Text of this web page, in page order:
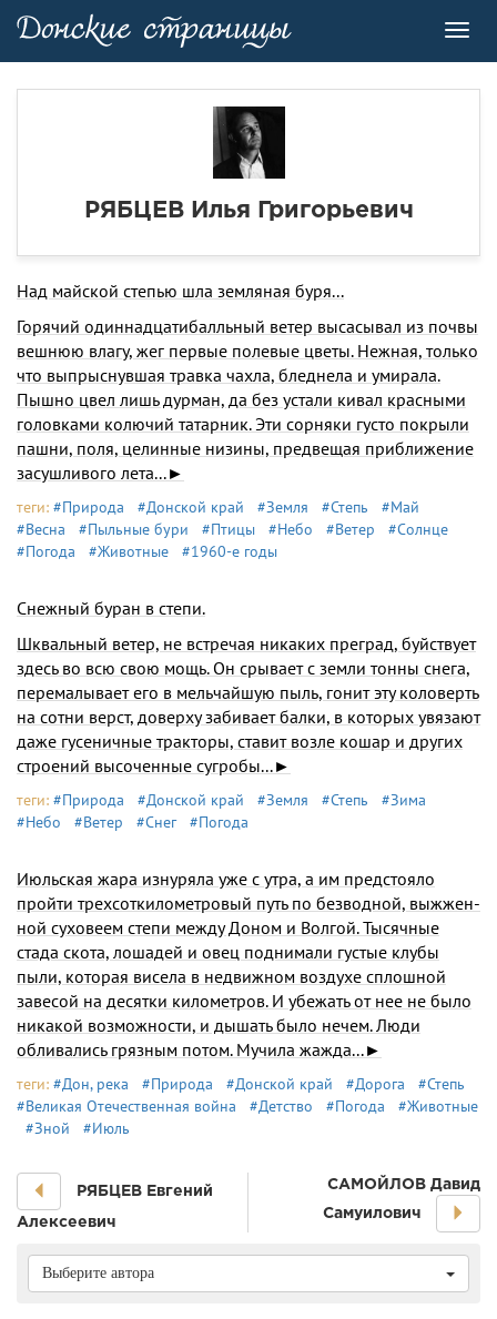
РЯБЦЕВ Илья Григорьевич
Над майской степью шла земляная буря...
Горячий одиннадцатибалльный ветер высасы­вал из почвы
вешнюю влагу, жег первые поле­вые цветы. Нежная, только
что выпрыснувшая травка чахла, бледнела и умирала.
Пышно цвел лишь дурман, да без устали кивал красными
го­ловками колючий татарник. Эти сорняки густо покрыли
пашни, поля, целинные низины, пред­вещая приближение
засушливого лета...►
теги: #Природа #Донской край #Земля #Степь
#Май
#Весна
#Пыльные бури #Птицы #Небо #Ветер
#Солнце
#Погода
#Животные #1960-е годы
Снежный буран в степи.
Шквальный ветер, не встречая никаких пре­град, буйствует
здесь во всю свою мощь. Он сры­вает с земли тонны снега,
перемалывает его в мельчайшую пыль, гонит эту коловерть
на сот­ни верст, доверху забивает балки, в которых увязают
даже гусеничные тракторы, ставит возле кошар и других
строений высоченные су­гробы...►
теги: #Природа #Донской край #Земля #Степь
#Зима
#Небо
#Ветер #Снег #Погода
Июльская жара изнуряла уже с утра, а им предстояло
пройти трехсоткилометровый путь по безводной, выжжен­
ной суховеем степи между Доном и Волгой. Тысячные
стада скота, лошадей и овец поднимали густые клубы
пыли, кото­рая висела в недвижном воздухе сплошной
завесой на десятки километров. И убежать от нее не было
никакой воз­можности, и дышать было нечем. Люди
обливались грязным потом. Мучила жажда...►
теги: #Дон, река #Природа #Донской край #Дорога
#Степь
#Великая Отечественная война
#Детство #Погода
#Животные
#Зной
#Июль
РЯБЦЕВ Евгений
Алексеевич
САМОЙЛОВ Давид
Самуилович
Выберите автора